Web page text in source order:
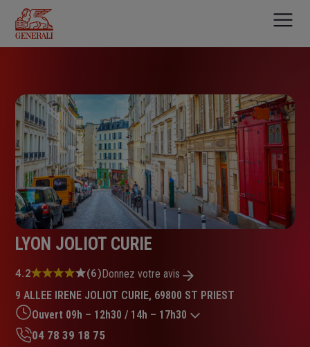
contenu
principal
LYON JOLIOT CURIE
Note
4.2
sur
5
étoiles
4.2 (6)Donnez votre avis
9 ALLEE IRENE JOLIOT CURIE, 69800 ST PRIEST
Ouvert 09h – 12h30 / 14h – 17h30
04 78 39 18 75